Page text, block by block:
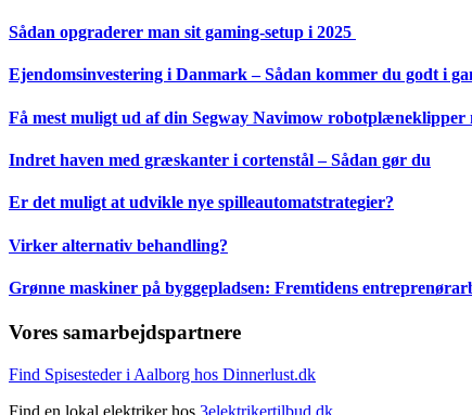
Sådan opgraderer man sit gaming-setup i 2025
Ejendomsinvestering i Danmark – Sådan kommer du godt i
Få mest muligt ud af din Segway Navimow robotplæneklipper
Indret haven med græskanter i cortenstål – Sådan gør du
Er det muligt at udvikle nye spilleautomatstrategier?
Virker alternativ behandling?
Grønne maskiner på byggepladsen: Fremtidens
Vores samarbejdspartnere
Find Spisesteder i Aalborg hos Dinnerlust.dk
Find en lokal elektriker hos 3elektrikertilbud.dk